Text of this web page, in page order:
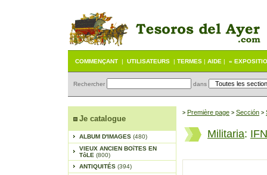
COMMENÇANT | UTILISATEURS | TERMES | AIDE | «
Rechercher dans
Je catalogue
ALBUM D'IMAGES (480)
VIEUX ANCIEN BOîTES EN
TôLE (800)
ANTIQUITÉS (394)
> Première page > Sección >
Militaria: